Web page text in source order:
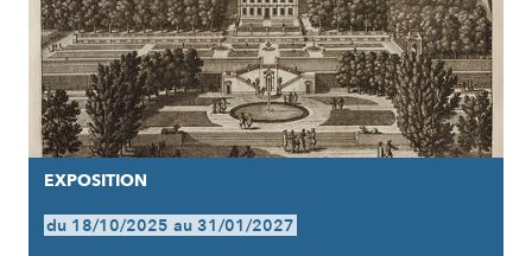
EXPOSITION
du 18/10/2025 au 31/01/2027